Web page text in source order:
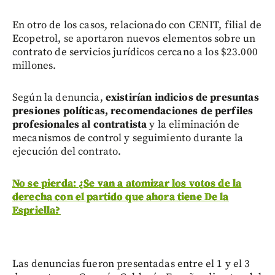
En otro de los casos, relacionado con CENIT, filial de
Ecopetrol, se aportaron nuevos elementos sobre un
contrato de servicios jurídicos cercano a los $23.000
millones.
Según la denuncia, existirían indicios de presuntas
presiones políticas, recomendaciones de perfiles
profesionales al contratistay la eliminación de
mecanismos de control y seguimiento durante la
ejecución del contrato.
No se pierda: ¿Se van a atomizar los votos de la
derecha con el partido que ahora tiene De la
Espriella?
Las denuncias fueron presentadas entre el 1 y el 3